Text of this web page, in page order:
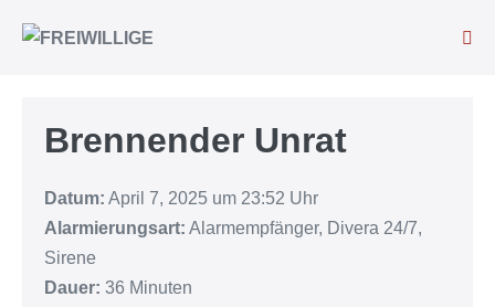
Brennender Unrat
Datum: April 7, 2025 um 23:52 Uhr
Alarmierungsart: Alarmempfänger, Divera 24/7,
Sirene
Dauer: 36 Minuten